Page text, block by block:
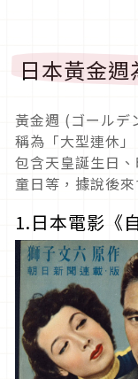
日本黃金週
黃金週 (ゴール
稱為「大型連休
包含天皇誕生日
童日等，據說後
1.日本電影《